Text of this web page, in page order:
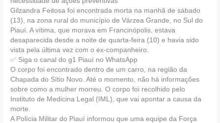
Gilzandra Feitosa foi encontrada morta na manhã de sábado
(13), na zona rural do município de Várzea Grande, no Sul do
Piauí. A vítima, que morava em Francinópolis, estava
desaparecida desde a noite de quarta-feira (10) e havia sido
vista pela última vez com o ex-companheiro.
✅ Siga o canal do g1 Piauí no WhatsApp
O corpo foi encontrado dentro de um carro, na região da
Chapada do Sítio Novo. Até o momento, não há informações
sobre como a mulher morreu. O corpo foi recolhido pelo
Instituto de Medicina Legal (IML), que vai apontar a causa da
morte.
A Polícia Militar do Piauí informou que uma equipe da Força